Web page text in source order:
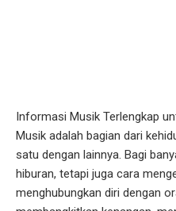
Informasi Musik Terlengkap
Musik adalah bagian dari
satu dengan lainnya. Bagi
hiburan, tetapi juga cara
menghubungkan diri dengan